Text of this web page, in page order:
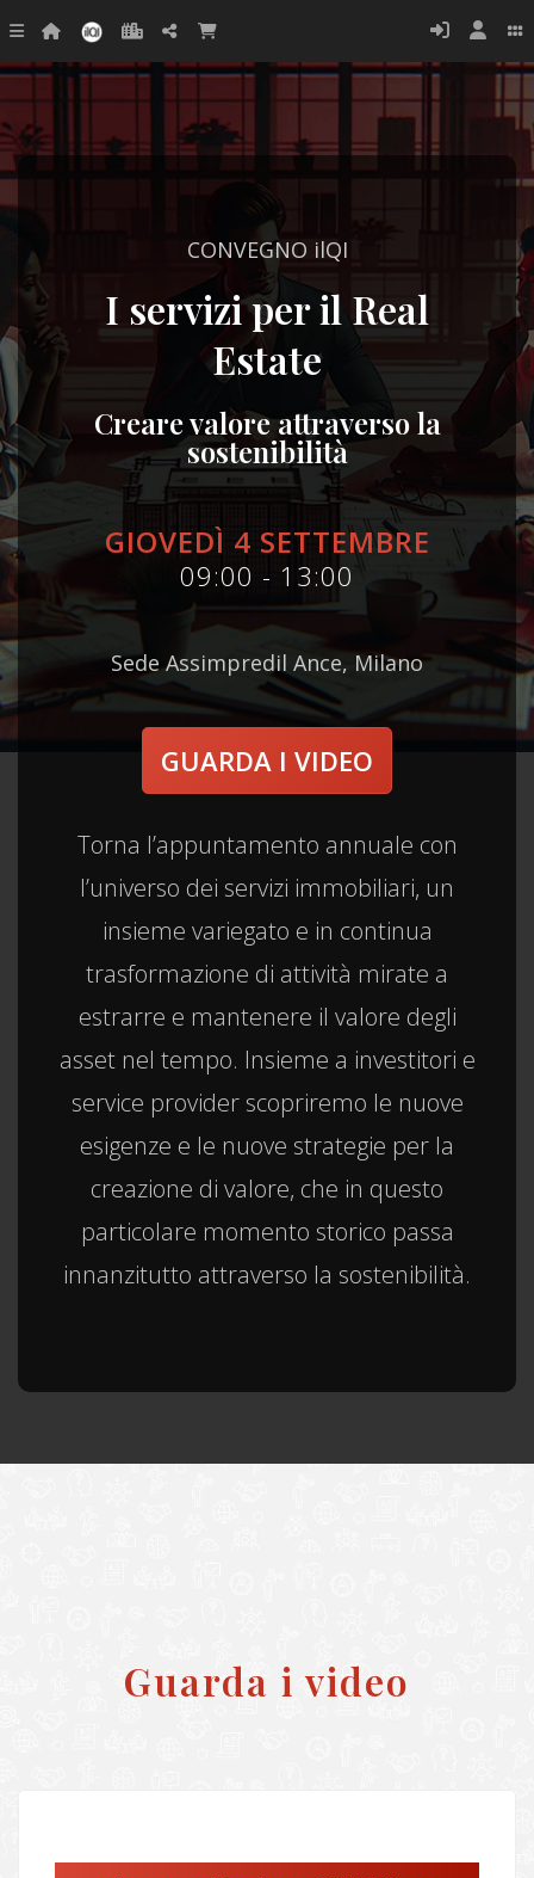
CONVEGNO ilQI
I servizi per il Real
Estate
Creare valore attraverso la
sostenibilità
GIOVEDÌ 4 SETTEMBRE
09:00 - 13:00
Sede Assimpredil Ance, Milano
GUARDA I VIDEO
Torna l’appuntamento annuale con
l’universo dei servizi immobiliari, un
insieme variegato e in continua
trasformazione di attività mirate a
estrarre e mantenere il valore degli
asset nel tempo. Insieme a investitori e
service provider scopriremo le nuove
esigenze e le nuove strategie per la
creazione di valore, che in questo
particolare momento storico passa
innanzitutto attraverso la sostenibilità.
Guarda i video